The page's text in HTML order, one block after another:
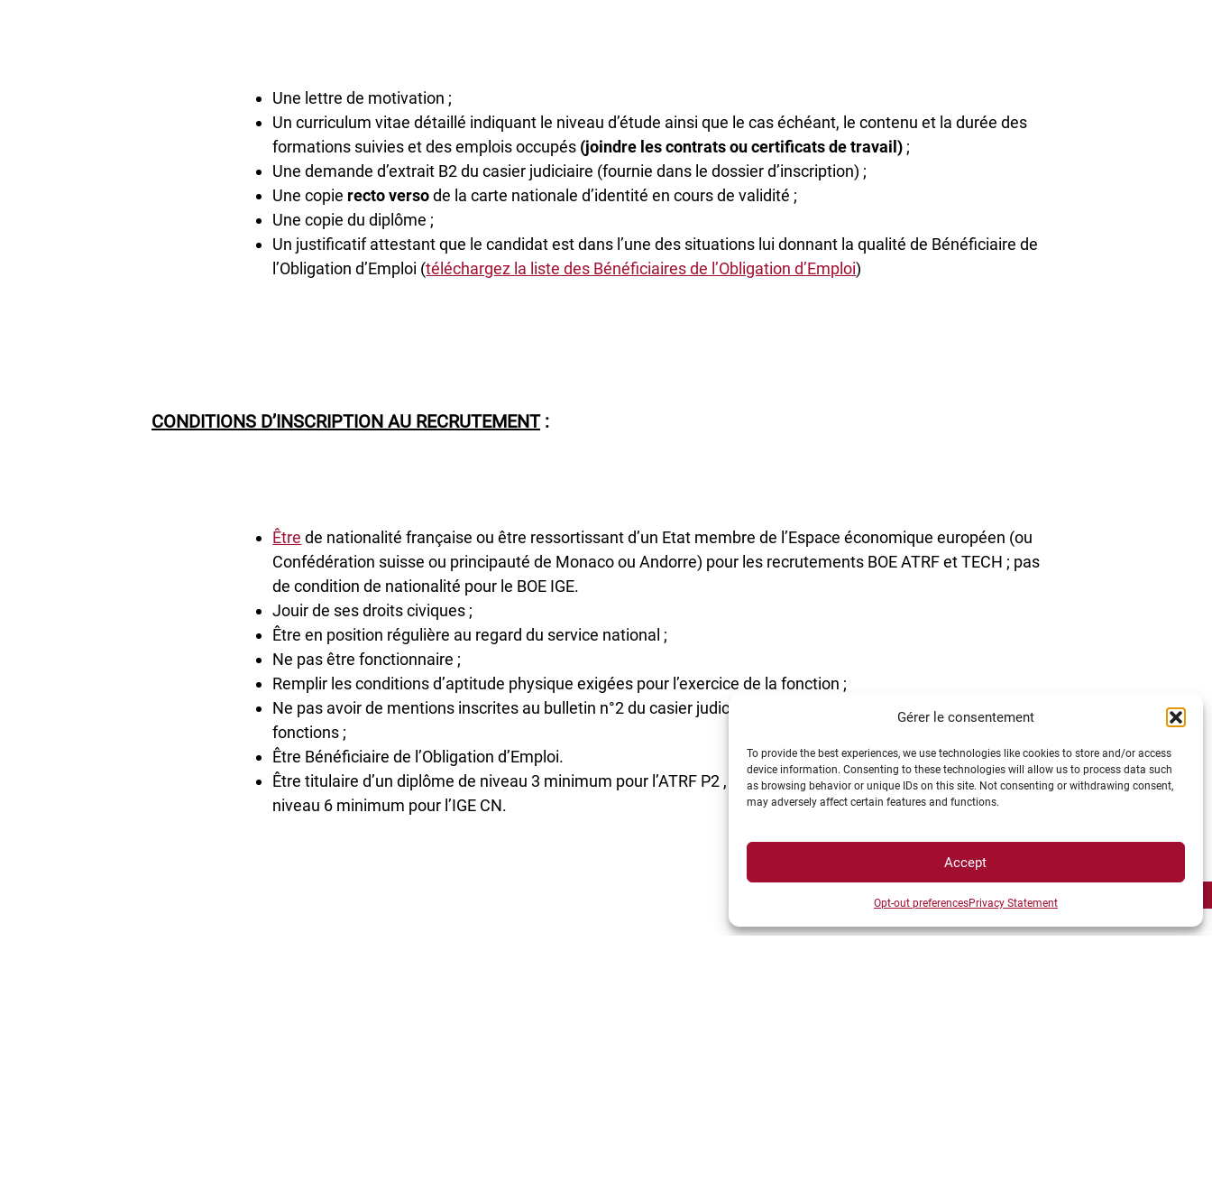
Gérer le consentement
To provide the best experiences, we use technologies like cookies to store and/or access
device information. Consenting to these technologies will allow us to process data such
as browsing behavior or unique IDs on this site. Not consenting or withdrawing consent,
may adversely affect certain features and functions.
Accept
Opt-out preferencesPrivacy Statement
Une lettre de motivation ;
Un curriculum vitae détaillé indiquant le niveau d’étude ainsi que le cas échéant, le contenu et la durée des
formations suivies et des emplois occupés (joindre les contrats ou certificats de travail) ;
Une demande d’extrait B2 du casier judiciaire (fournie dans le dossier d’inscription) ;
Une copie recto versode la carte nationale d’identité en cours de validité ;
Une copie du diplôme ;
Un justificatif attestant que le candidat est dans l’une des situations lui donnant la qualité de Bénéficiaire de
l’Obligation d’Emploi (téléchargez la liste des Bénéficiaires de l’Obligation d’Emploi)
CONDITIONS D’INSCRIPTION AU RECRUTEMENT:
Être de nationalité française ou être ressortissant d’un Etat membre de l’Espace économique européen (ou
Confédération suisse ou principauté de Monaco ou Andorre) pour les recrutements BOE ATRF et TECH ; pas
de condition de nationalité pour le BOE IGE.
Jouir de ses droits civiques ;
Être en position régulière au regard du service national ;
Ne pas être fonctionnaire ;
Remplir les conditions d’aptitude physique exigées pour l’exercice de la fonction ;
Ne pas avoir de mentions inscrites au bulletin n°2 du casier judiciaire incompatibles avec l’exercice des
fonctions ;
Être Bénéficiaire de l’Obligation d’Emploi.
Être titulaire d’un diplôme de niveau 3 minimum pour l’ATRF P2 , de niveau 4 minimum pour le TECH CN et de
niveau 6 minimum pour l’IGE CN.